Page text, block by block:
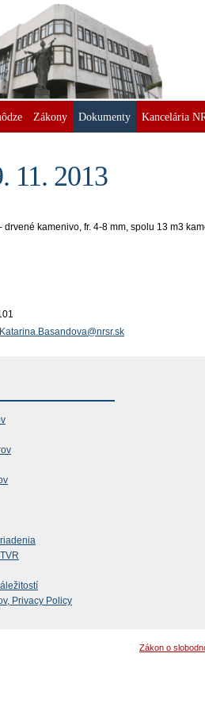
Zákony Dokumenty Kancelária
11. 2013
kamenivo, fr. 4-8 mm, spolu 13 m3
Katarina.Basandova@nrsr.sk
Privacy Policy
Zákon o